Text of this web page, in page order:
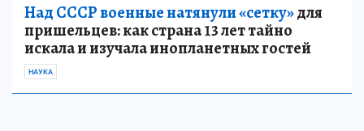
Над СССР военные натянули «сетку»для
пришельцев: как страна 13 лет тайно
искала и изучала инопланетных гостей
НАУКА